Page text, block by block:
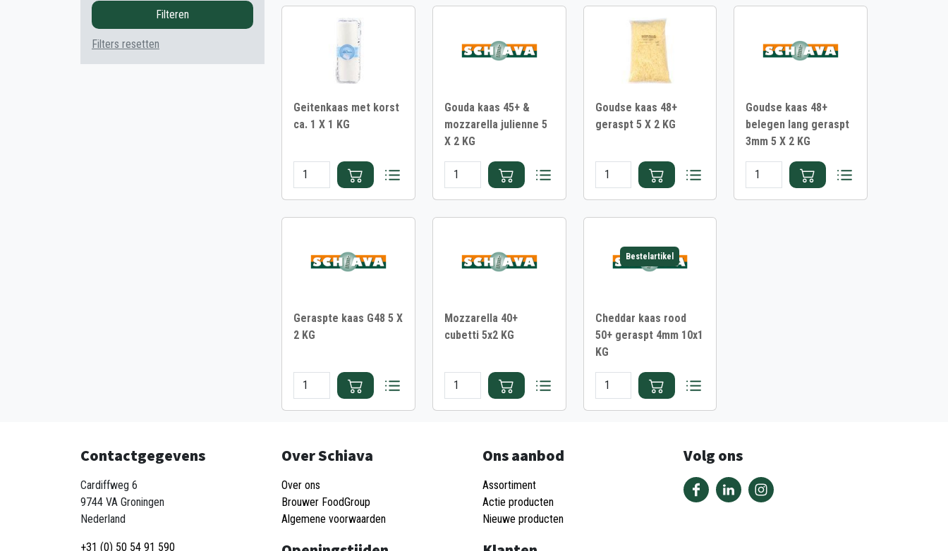
Filteren
Filters resetten
Geitenkaas met korst
ca. 1 X 1 KG
Gouda kaas 45+ &
mozzarella julienne 5
X 2 KG
Goudse kaas 48+
geraspt 5 X 2 KG
Goudse kaas 48+
belegen lang geraspt
3mm 5 X 2 KG
Geraspte kaas G48 5 X
2 KG
Mozzarella 40+
cubetti 5x2 KG
Bestelartikel
Cheddar kaas rood
50+ geraspt 4mm 10x1
KG
Contactgegevens
Cardiffweg 6
9744 VA Groningen
Nederland
+31 (0) 50 54 91 590
Over Schiava
Over ons
Brouwer FoodGroup
Algemene voorwaarden
Ons aanbod
Assortiment
Actie producten
Nieuwe producten
Volg ons